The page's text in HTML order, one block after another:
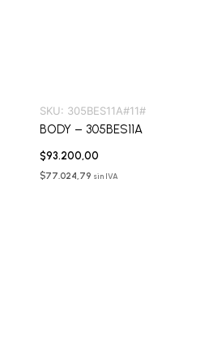
SKU: 305BES11A#11#
BODY – 305BES11A
$93.200,00
$77.024,79 sin IVA